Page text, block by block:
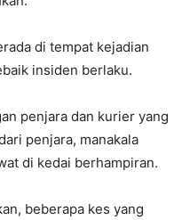
di tempat kejadian
insiden berlaku.
penjara dan kurier yang
penjara, manakala
di kedai berhampiran.
beberapa kes yang